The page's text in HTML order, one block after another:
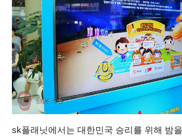
sk플래닛에서는 대한민국 승리를 위해 밤